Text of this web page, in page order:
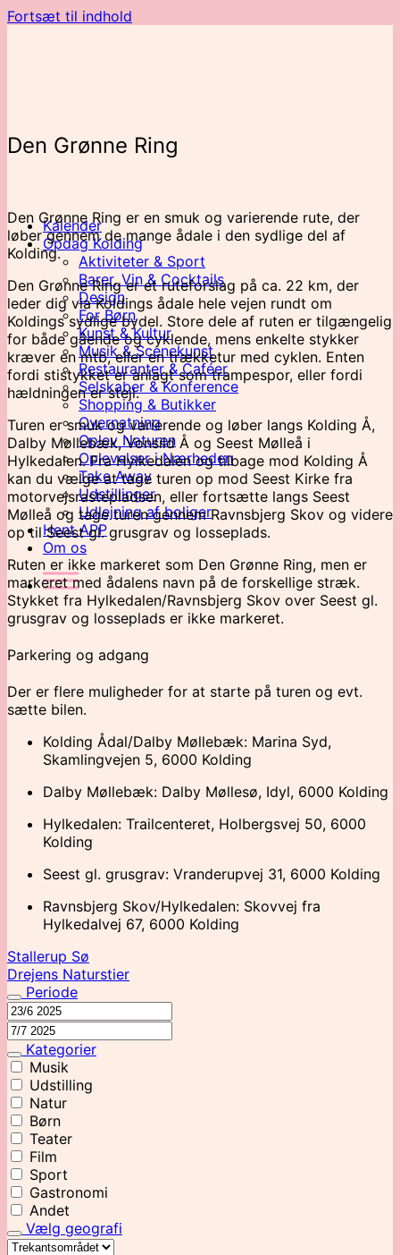
Fortsæt til indhold
Kalender
Opdag Kolding
Aktiviteter & Sport
Barer, Vin & Cocktails
Design
For Børn
Kunst & Kultur
Musik & Scenekunst
Restauranter & Caféer
Selskaber & Konference
Shopping & Butikker
Overnatning
Oplev Naturen
Oplevelser i Nærheden
Take Away
Udstillinger
Udlejning af boliger
Hent APP
Om os
Den Grønne Ring
Den Grønne Ring er en smuk og varierende rute, der
løber gennem de mange ådale i den sydlige del af
Kolding.
Den Grønne Ring er et ruteforslag på ca. 22 km, der
leder dig via Koldings ådale hele vejen rundt om
Koldings sydlige bydel. Store dele af ruten er tilgængelig
for både gående og cyklende, mens enkelte stykker
kræver en mtb, eller en trækketur med cyklen. Enten
fordi stistykket er anlagt som trampespor, eller fordi
hældningen er stejl.
Turen er smuk og varierende og løber langs Kolding Å,
Dalby Møllebæk, Vonsild Å og Seest Mølleå i
Hylkedalen. Fra Hylkedalen og tilbage mod Kolding Å
kan du vælge at tage turen op mod Seest Kirke fra
motorvejsrastepladsen, eller fortsætte langs Seest
Mølleå og tage turen gennem Ravnsbjerg Skov og videre
op til Seest gl. grusgrav og losseplads.
Ruten er ikke markeret som Den Grønne Ring, men er
markeret med ådalens navn på de forskellige stræk.
Stykket fra Hylkedalen/Ravnsbjerg Skov over Seest gl.
grusgrav og losseplads er ikke markeret.
Parkering og adgang
Der er flere muligheder for at starte på turen og evt.
sætte bilen.
Kolding Ådal/Dalby Møllebæk: Marina Syd,
Skamlingvejen 5, 6000 Kolding
Dalby Møllebæk: Dalby Møllesø, Idyl, 6000 Kolding
Hylkedalen: Trailcenteret, Holbergsvej 50, 6000
Kolding
Seest gl. grusgrav: Vranderupvej 31, 6000 Kolding
Ravnsbjerg Skov/Hylkedalen: Skovvej fra
Hylkedalvej 67, 6000 Kolding
Stallerup Sø
Drejens Naturstier
Periode
Kategorier
Musik
Udstilling
Natur
Børn
Teater
Film
Sport
Gastronomi
Andet
Vælg geografi